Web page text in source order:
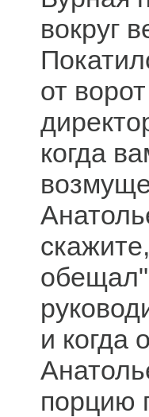
вокруг
от
когда
и когда
порцию